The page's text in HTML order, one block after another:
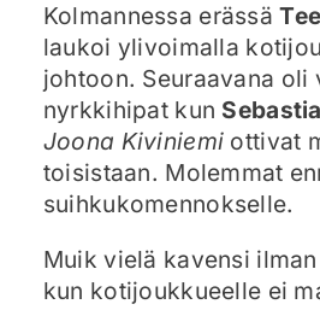
Kolmannessa erässä
laukoi ylivoimalla
johtoon. Seuraavana oli
nyrkkihipat kun
Joona Kiviniemi ottivat
toisistaan. Molemmat
suihkukomennokselle.
Muik vielä kavensi
kun kotijoukkueelle ei